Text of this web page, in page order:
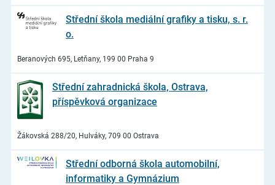
Střední škola mediální grafiky a tisku, s. r.
o.
Beranových 695, Letňany, 199 00 Praha 9
Střední zahradnická škola, Ostrava,
příspěvková organizace
Žákovská 288/20, Hulváky, 709 00 Ostrava
Střední odborná škola automobilní,
informatiky a Gymnázium